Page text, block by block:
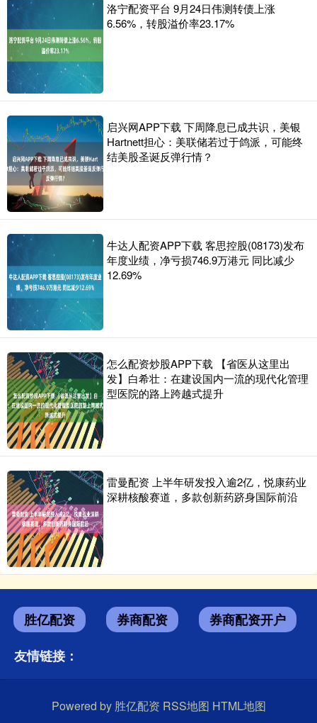
洛宁配资平台 9月24日伟测转债上涨
6.56%，转股溢价率23.17%
启兴网APP下载 下周降息已成共识，美银
Hartnett担心：美联储若过于鸽派，可能终
结美股圣诞反弹行情？
牛达人配资APP下载 客思控股(08173)发布
年度业绩，净亏损746.9万港元 同比减少
12.69%
怎么配资炒股APP下载 【省医从这里出
发】白希壮：在建设国内一流的现代化管理
型医院的路上跨越式提升
雷曼配资 上半年研发投入逾2亿，悦康药业
深耕核酸赛道，多款创新药跻身国际前沿
胜亿配资 券商配资
券商配资开户
友情链接：
Powered by 胜亿配资 RSS地图 HTML地图